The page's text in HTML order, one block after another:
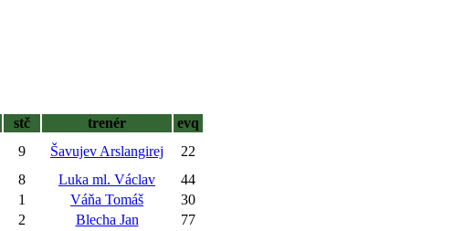
stč trenér
evq
9 Šavujev Arslangirej
22
8 Luka ml. Václav
44
1 Váňa Tomáš
30
2 Blecha Jan
77